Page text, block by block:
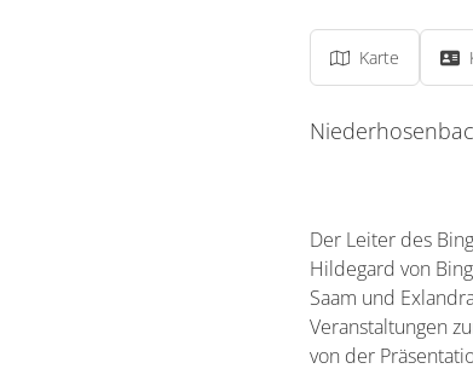
Karte
Der Leiter des
Hildegard von
Saam und
Veranstaltungen
von der